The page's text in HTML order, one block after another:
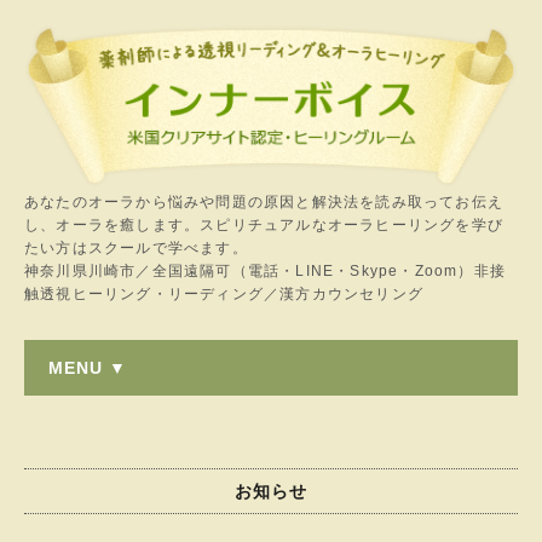
あなたのオーラから悩みや問題の原因と解決法を読み取ってお伝え
し、オーラを癒します。スピリチュアルなオーラヒーリングを学び
たい方はスクールで学べます。
神奈川県川崎市／全国遠隔可（電話・LINE・Skype・Zoom）非接
触透視ヒーリング・リーディング／漢方カウンセリング
MENU ▼
お知らせ